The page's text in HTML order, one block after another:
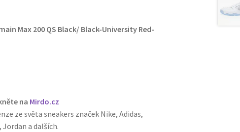
Max 200 QS Black/ Black-University Red-
na Mirdo.cz
ze světa sneakers značek Nike, Adidas,
Jordan a dalších.